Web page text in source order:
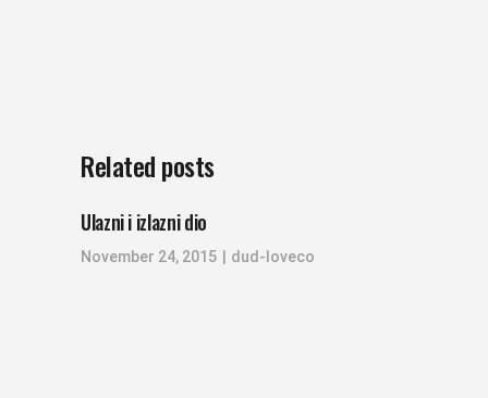
Related posts
Ulazni i izlazni dio
November 24, 2015 dud-loveco